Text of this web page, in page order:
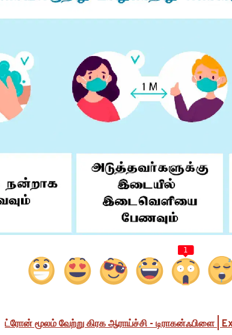
1
ட்ரோன் மூலம் வேற்று கிரக ஆராய்ச்சி - டிராகன்ஃபிளை |